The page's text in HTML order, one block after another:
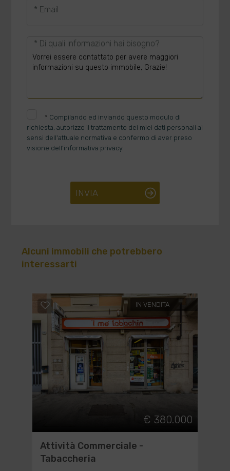
* Email
* Di quali informazioni hai bisogno?
* Compilando ed inviando questo modulo di
richiesta, autorizzo il trattamento dei miei dati personali ai
sensi dell'attuale normativa e confermo di aver preso
visione dell'informativa privacy.
INVIA
Alcuni immobili che potrebbero
interessarti
IN VENDITA
€ 380.000
Attività Commerciale -
Tabaccheria